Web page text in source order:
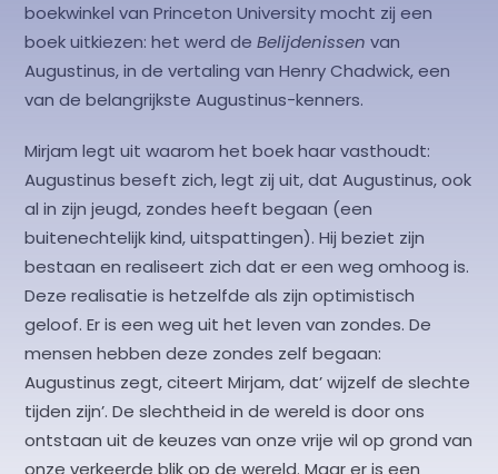
boekwinkel van Princeton University mocht zij een
boek uitkiezen: het werd deBelijdenissen van
Augustinus, in de vertaling van Henry Chadwick, een
van de belangrijkste Augustinus-kenners.
Mirjam legt uit waarom het boek haar vasthoudt:
Augustinus beseft zich, legt zij uit, dat Augustinus, ook
al in zijn jeugd, zondes heeft begaan (een
buitenechtelijk kind, uitspattingen). Hij beziet zijn
bestaan en realiseert zich dat er een weg omhoog is.
Deze realisatie is hetzelfde als zijn optimistisch
geloof. Er is een weg uit het leven van zondes. De
mensen hebben deze zondes zelf begaan:
Augustinus zegt, citeert Mirjam, dat’ wijzelf de slechte
tijden zijn’. De slechtheid in de wereld is door ons
ontstaan uit de keuzes van onze vrije wil op grond van
onze verkeerde blik op de wereld. Maar er is een